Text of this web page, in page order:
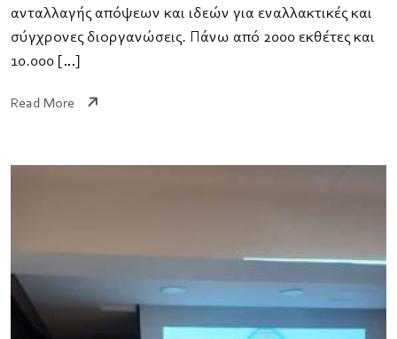
ανταλλαγής απόψεων και ιδεών για εναλλακτικές και
σύγχρονες διοργανώσεις. Πάνω από 2000 εκθέτες και
10.000 […]
Read More